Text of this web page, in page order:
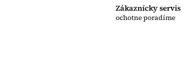
Zákaznícky servis
ochotne poradíme